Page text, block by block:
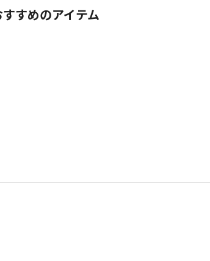
すめのアイテム